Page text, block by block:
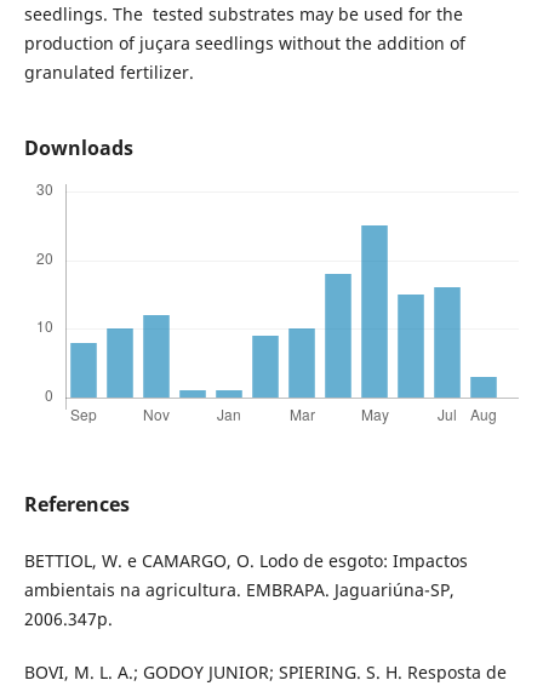
seedlings. The tested substrates may be used for the
production of juçara seedlings without the addition of
granulated fertilizer.
Downloads
References
BETTIOL, W. e CAMARGO, O. Lodo de esgoto: Impactos
ambientais na agricultura. EMBRAPA. Jaguariúna-SP,
2006.347p.
BOVI, M. L. A.; GODOY JUNIOR; SPIERING. S. H. Resposta de